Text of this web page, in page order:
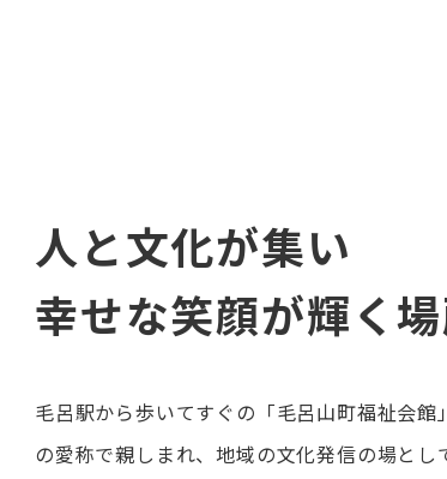
人と文化が集い
幸せな笑顔が輝く
毛呂駅から歩いてすぐの「毛呂山町福祉会館
の愛称で親しまれ、地域の文化発信の場とし